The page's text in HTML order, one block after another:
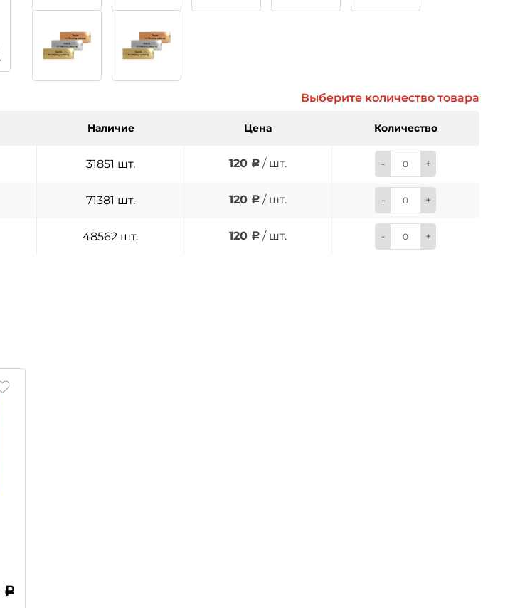
Выберите количество товара
Наличие Цена Количество
31851 шт. 120 / шт. - +
71381 шт. 120 / шт. - +
48562 шт. 120 / шт. - +